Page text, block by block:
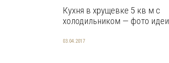
Кухня в хрущевке 5 кв м с
холодильником — фото идеи
03.04.2017